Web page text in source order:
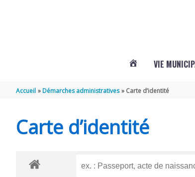
VIE
Accueil Démarches administratives Carte d’identité
Carte d’identité